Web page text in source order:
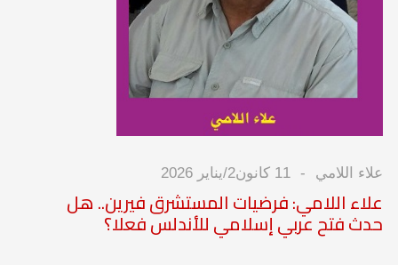
علاء اللامي 11 كانون2/يناير 2026
علاء اللامي: فرضيات المستشرق فيرين.. هل
حدث فتح عربي إسلامي للأندلس فعلا؟